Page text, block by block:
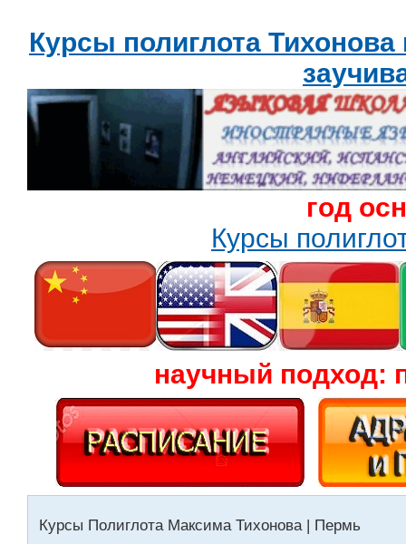
Курсы полиглота
год
Курсы
научный подход:
Курсы Полиглота Максима Тихонова | Пермь